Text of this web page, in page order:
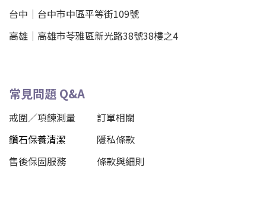
台中｜ 台中市中區平等街109號
高雄｜ 高雄市苓雅區新光路38號38樓之4
常見問題 Q&A
戒圍／項鍊測量
訂單相關
鑽石保養清潔
隱私條款
售後保固服務
條款與細則